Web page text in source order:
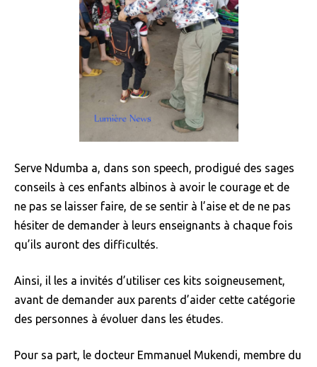
Serve Ndumba a, dans son speech, prodigué des sages
conseils à ces enfants albinos à avoir le courage et de
ne pas se laisser faire, de se sentir à l’aise et de ne pas
hésiter de demander à leurs enseignants à chaque fois
qu’ils auront des difficultés.
Ainsi, il les a invités d’utiliser ces kits soigneusement,
avant de demander aux parents d’aider cette catégorie
des personnes à évoluer dans les études.
Pour sa part, le docteur Emmanuel Mukendi, membre du